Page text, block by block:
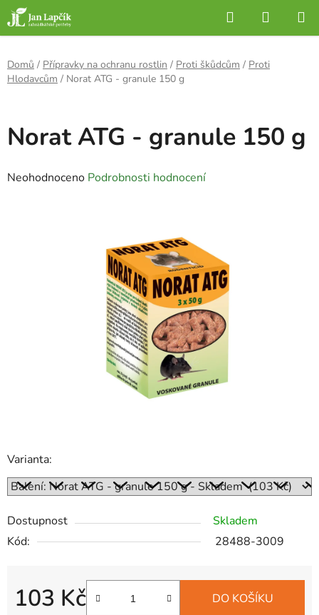
Přejít
na
obsah
Hledat
KOŠÍK
Domů / Přípravky na ochranu rostlin / Proti škůdcům / Proti
Hlodavcům / Norat ATG - granule 150 g
Varianta:
Dostupnost
Skladem
Kód:
28488-3009
103 Kč DO KOŠÍKU
Norat ATG - granule 150 g
Průměrné
Neohodnoceno Podrobnosti hodnocení